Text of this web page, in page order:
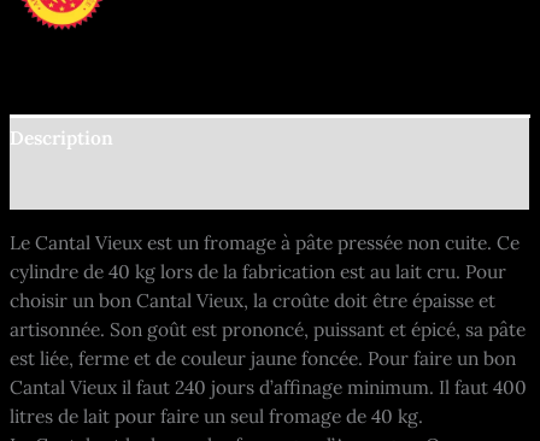
Description
Le Cantal Vieux est un fromage à pâte pressée non cuite. Ce
cylindre de 40 kg lors de la fabrication est au lait cru. Pour
choisir un bon Cantal Vieux, la croûte doit être épaisse et
artisonnée. Son goût est prononcé, puissant et épicé, sa pâte
est liée, ferme et de couleur jaune foncée. Pour faire un bon
Cantal Vieux il faut 240 jours d’affinage minimum. Il faut 400
litres de lait pour faire un seul fromage de 40 kg.